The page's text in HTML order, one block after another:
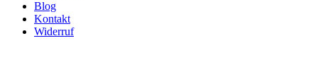
Blog
Kontakt
Widerruf